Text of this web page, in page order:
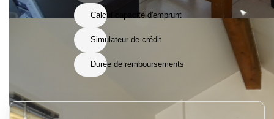
Calcul capacité d'emprunt
Simulateur de crédit
Durée de remboursements